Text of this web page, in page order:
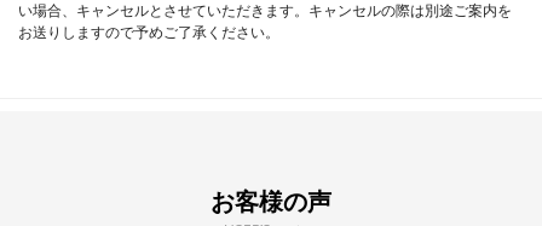
い場合、キャンセルとさせていただきます。キャンセルの際は別途ご案内を
お送りしますので予めご了承ください。
お客様の声